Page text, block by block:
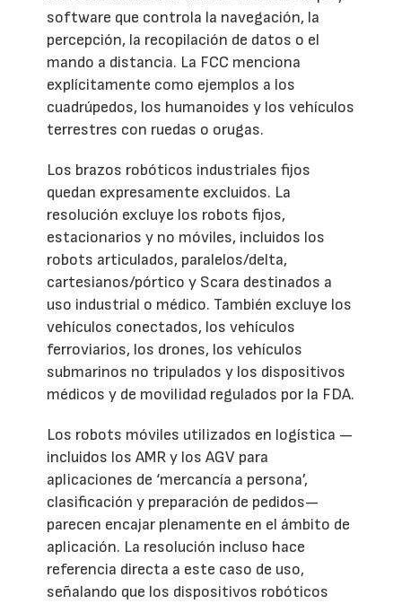
software que controla la navegación, la
percepción, la recopilación de datos o el
mando a distancia. La FCC menciona
explícitamente como ejemplos a los
cuadrúpedos, los humanoides y los vehículos
terrestres con ruedas o orugas.
Los brazos robóticos industriales fijos
quedan expresamente excluidos. La
resolución excluye los robots fijos,
estacionarios y no móviles, incluidos los
robots articulados, paralelos/delta,
cartesianos/pórtico y Scara destinados a
uso industrial o médico. También excluye los
vehículos conectados, los vehículos
ferroviarios, los drones, los vehículos
submarinos no tripulados y los dispositivos
médicos y de movilidad regulados por la FDA.
Los robots móviles utilizados en logística —
incluidos los AMR y los AGV para
aplicaciones de ‘mercancía a persona’,
clasificación y preparación de pedidos—
parecen encajar plenamente en el ámbito de
aplicación. La resolución incluso hace
referencia directa a este caso de uso,
señalando que los dispositivos robóticos